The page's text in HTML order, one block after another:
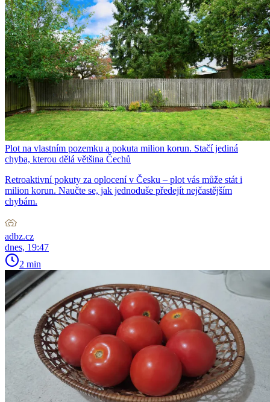
Plot na vlastním pozemku a pokuta milion korun. Stačí jediná
chyba, kterou dělá většina Čechů
Retroaktivní pokuty za oplocení v Česku – plot vás může stát i
milion korun. Naučte se, jak jednoduše předejít nejčastějším
chybám.
adbz.cz
dnes, 19:47
2 min